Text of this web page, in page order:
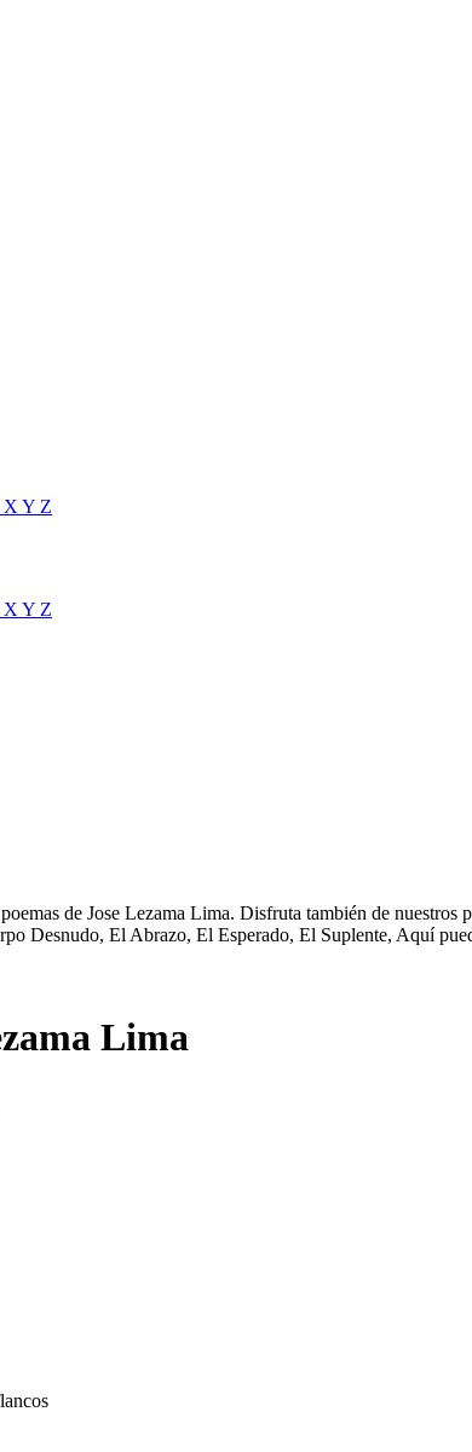
XY Z
X Y Z
de Jose Lezama Lima. Disfruta también de nuestros
Desnudo, El Abrazo, El Esperado, El Suplente, Aquí
Lima